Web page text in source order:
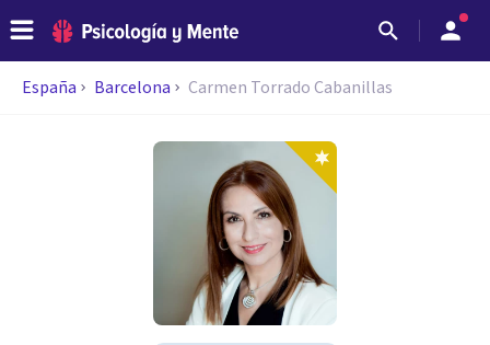
España Barcelona Carmen Torrado Cabanillas